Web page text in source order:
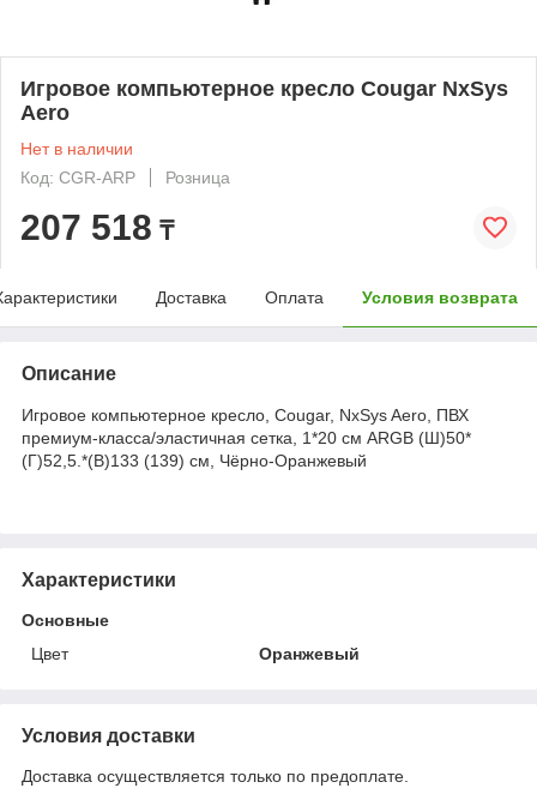
Игровое компьютерное кресло Cougar NxSys
Aero
Нет в наличии
Код: CGR-ARP
Розница
207 518 ₸
Доставка Оплата Условия возврата
Описание
Игровое компьютерное кресло, Cougar, NxSys Aero, ПВХ
премиум-класса/эластичная сетка, 1*20 см ARGB (Ш)50*
(Г)52,5.*(В)133 (139) см, Чёрно-Оранжевый
Характеристики
Основные
Цвет
Оранжевый
Условия доставки
Доставка осуществляется только по предоплате.